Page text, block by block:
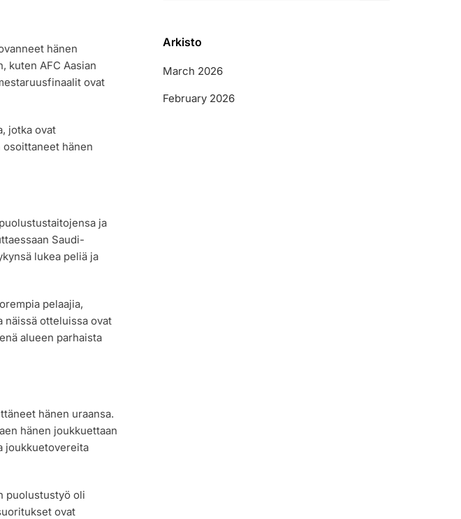
hänen
kuten AFC Aasian
ovat
jotka ovat
hänen
ja
Saudi-
lukea peliä ja
pelaajia,
näissä otteluissa ovat
alueen parhaista
hänen uraansa.
hänen joukkuettaan
joukkuetovereita
puolustustyö oli
ovat
Arkisto
March 2026
February 2026